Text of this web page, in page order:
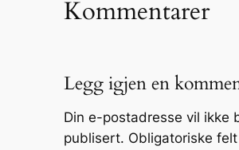
Kommentarer
Legg igjen en
Din e-postadresse vil ikke
publisert. Obligatoriske